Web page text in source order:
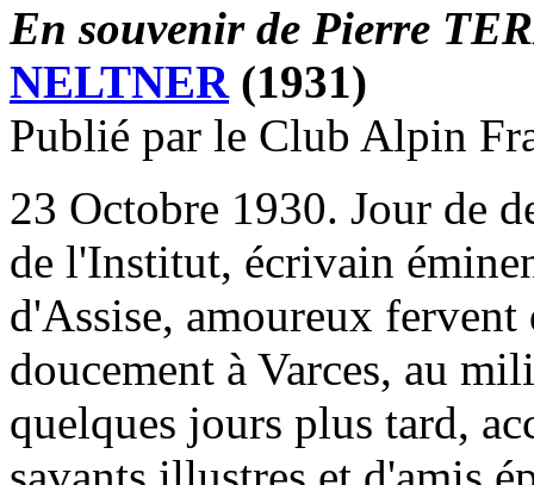
En souvenir de Pierre
NELTNER(1931)
Publié par le Club Alpin
23 Octobre 1930. Jour de
de l'Institut, écrivain
d'Assise, amoureux
doucement à Varces, au
quelques jours plus tard,